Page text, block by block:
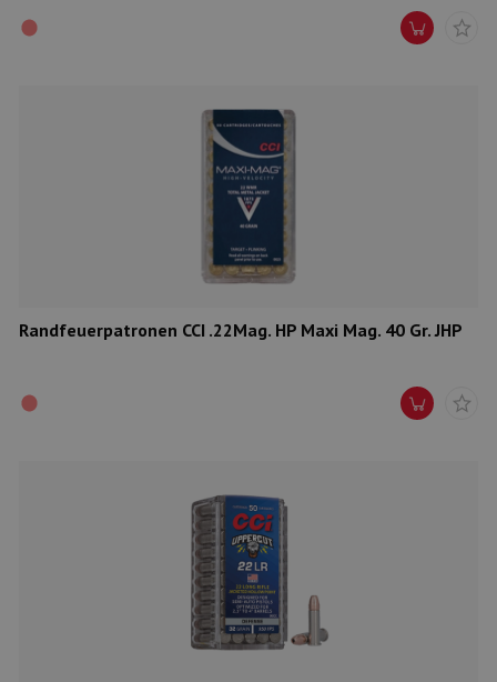
Randfeuerpatronen CCI .22Mag. HP Maxi Mag. 40 Gr. JHP